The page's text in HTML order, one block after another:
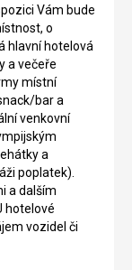
Vám bude
o
hlavní hotelová
a večeře
místní
bar a
venkovní
a
poplatek).
a dalším
hotelové
vozidel či